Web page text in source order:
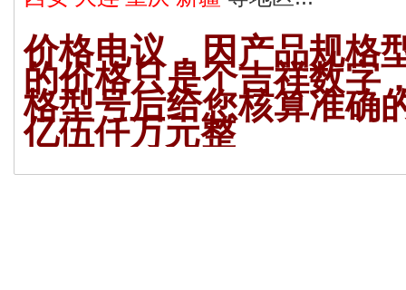
价格电议，因产品规格
的价格只是个吉祥数字
格型号后给您核算准确
亿伍仟万元整